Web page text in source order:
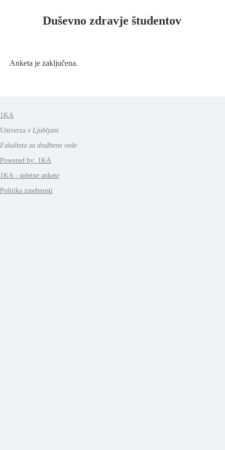
Duševno zdravje študentov
Anketa je zaključena.
1KA
Univerza v Ljubljani
Fakulteta za družbene vede
Powered by: 1KA
1KA - spletne ankete
Politika zasebnosti